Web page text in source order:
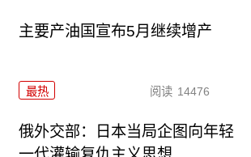
主要产油国宣布5月继续增产
最热 阅读 14476
俄外交部：日本当局企图向年轻